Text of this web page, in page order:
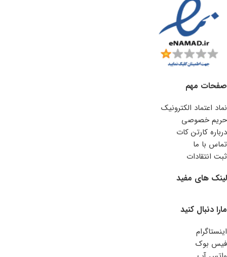
صفحات مهم
نماد اعتماد الکترونیک
حریم خصوصی
درباره کارتن کات
تماس با ما
ثبت انتقادات
لینک های مفید
مارا دنبال کنید
اینستاگرام
فیس بوک